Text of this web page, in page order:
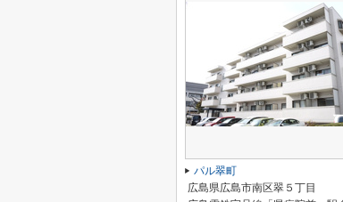
パル翠町
広島県広島市南区翠５丁目